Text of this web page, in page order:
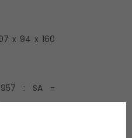
x 94 x 160
957 : SA -